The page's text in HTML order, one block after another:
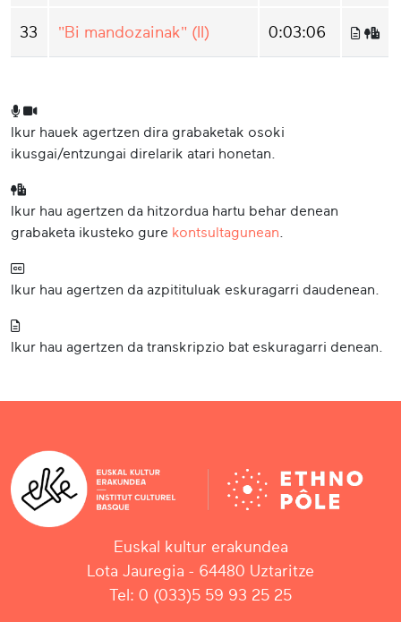
33 "Bi mandozainak" (II) 0:03:06
Ikur hauek agertzen dira grabaketak osoki
ikusgai/entzungai direlarik atari honetan.
Ikur hau agertzen da hitzordua hartu behar denean
grabaketa ikusteko gure kontsultagunean
Ikur hau agertzen da azpitituluak eskuragarri daudenean.
Ikur hau agertzen da transkripzio bat eskuragarri denean.
Euskal kultur erakundea
Lota Jauregia - 64480 Uztaritze
Tel: 0 (033)5 59 93 25 25